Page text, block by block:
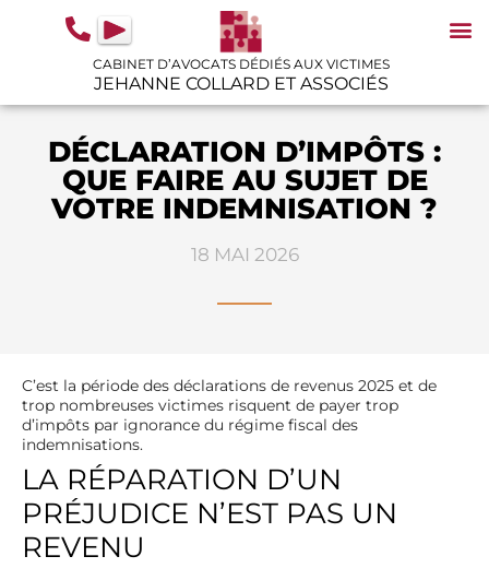
principal
CABINET D’AVOCATS DÉDIÉS AUX VICTIMES
JEHANNE COLLARD ET ASSOCIÉS
DÉCLARATION D’IMPÔTS :
QUE FAIRE AU SUJET DE
VOTRE INDEMNISATION ?
18 MAI 2026
C’est la période des déclarations de revenus 2025 et de
trop nombreuses victimes risquent de payer trop
d’impôts par ignorance du régime fiscal des
indemnisations.
LA RÉPARATION D’UN
PRÉJUDICE N’EST PAS UN
REVENU